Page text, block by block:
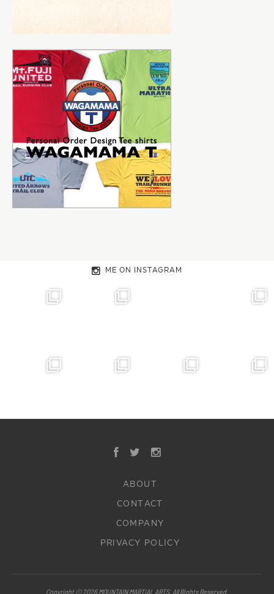
ME ON INSTAGRAM
ABOUT
CONTACT
COMPANY
PRIVACY POLICY
Copyright © 2026 MOUNTAIN MARTIAL ARTS. All Rights Reserved.